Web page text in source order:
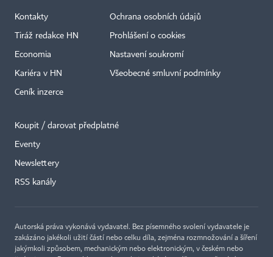
Kontakty
Tiráž redakce HN
Economia
Kariéra v HN
Ceník inzerce
Ochrana osobních údajů
Prohlášení o cookies
Nastavení soukromí
Všeobecné smluvní podmínky
Koupit / darovat předplatné
Eventy
Newslettery
RSS kanály
Autorská práva vykonává vydavatel. Bez písemného svolení vydavatele je
zakázáno jakékoli užití částí nebo celku díla, zejména rozmnožování a šíření
jakýmkoli způsobem, mechanickým nebo elektronickým, v českém nebo